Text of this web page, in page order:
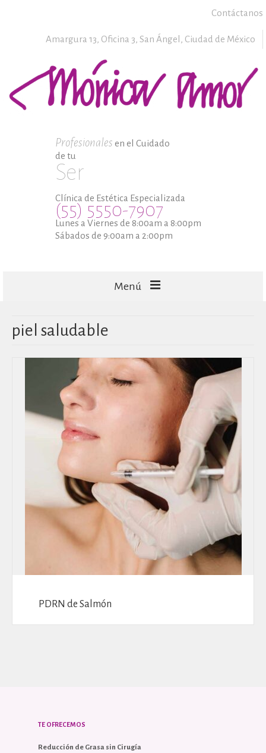
Contáctanos
Amargura 13, Oficina 3, San Ángel, Ciudad de México
Profesionales en el Cuidado
de tu
Ser
Clínica de Estética Especializada
(55) 5550-7907
Lunes a Viernes de 8:00am a 8:00pm
Sábados de 9:00am a 2:00pm
Menú
CAPILARES
piel saludable
PDRN de Salmón
TE OFRECEMOS
Reducción de Grasa sin Cirugía